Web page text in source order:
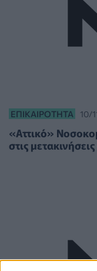
ΕΠΙΚΑΙΡΌΤΗΤΑ 10/
«Αττικό»
στις